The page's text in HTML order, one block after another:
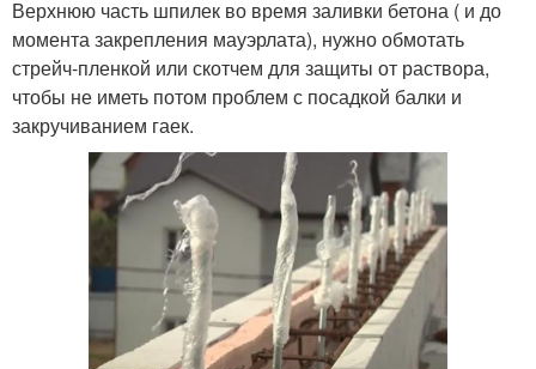
Верхнюю часть шпилек во время заливки бетона ( и до
момента закрепления мауэрлата), нужно обмотать
стрейч-пленкой или скотчем для защиты от раствора,
чтобы не иметь потом проблем с посадкой балки и
закручиванием гаек.